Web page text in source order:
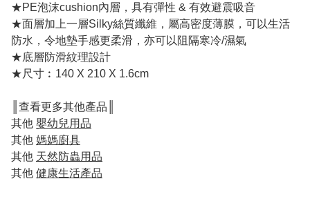
★PE泡沫cushion內層，具有彈性 & 有效避震吸音
★面層加上一層Silky絲質纖維，屬高密度薄膜，可以生活
防水，令地墊手感更柔滑，亦可以阻隔寒冷/濕氣
★底層防滑紋理設計
★尺寸︰140 X 210 X 1.6cm
║查看更多其他產品║
其他 嬰幼兒用品
其他 媽媽廚具
其他 天然防蟲用品
其他 健康生活產品